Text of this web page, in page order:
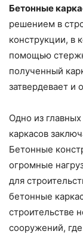
Бетонные
решением в
конструкции, в
помощью
полученный
затвердевает и
Одно из
каркасов
Бетонные
огромные
для
бетонные
строительстве
сооружений,